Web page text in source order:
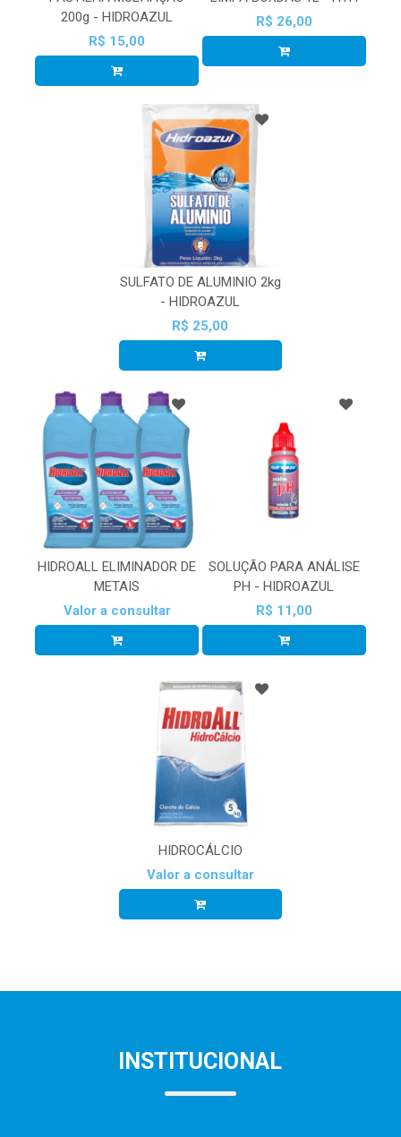
200g - HIDROAZUL
R$ 15,00
R$ 26,00
SULFATO DE ALUMINIO 2kg
- HIDROAZUL
R$ 25,00
HIDROALL ELIMINADOR DE
METAIS
Valor a consultar
SOLUÇÃO PARA ANÁLISE
PH - HIDROAZUL
R$ 11,00
HIDROCÁLCIO
Valor a consultar
INSTITUCIONAL